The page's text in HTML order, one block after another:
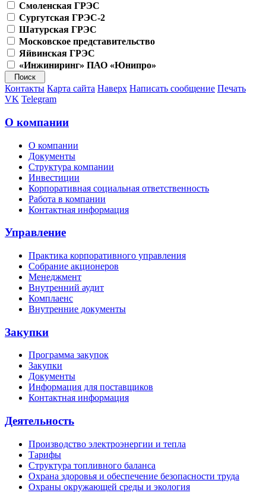
Смоленская ГРЭС
Сургутская ГРЭС-2
Шатурская ГРЭС
Московское представительство
Яйвинская ГРЭС
«Инжиниринг» ПАО «Юнипро»
Контакты Карта сайта Наверх Написать сообщение Печать
VK Telegram
О компании
О компании
Документы
Структура компании
Инвестиции
Корпоративная социальная ответственность
Работа в компании
Контактная информация
Управление
Практика корпоративного управления
Собрание акционеров
Менеджмент
Внутренний аудит
Комплаенс
Внутренние документы
Закупки
Программа закупок
Закупки
Документы
Информация для поставщиков
Контактная информация
Деятельность
Производство электроэнергии и тепла
Тарифы
Структура топливного баланса
Охрана здоровья и обеспечение безопасности труда
Охраны окружающей среды и экология